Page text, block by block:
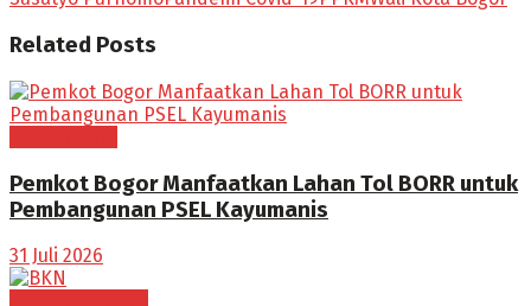
Related Posts
Pemkot Bogor Manfaatkan Lahan Tol BORR untuk
Pembangunan PSEL Kayumanis
31 Juli 2026